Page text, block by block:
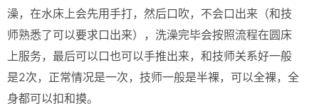
澡，在水床上会先用手打，然后口吹，不会口出来（和技
师熟悉了可以要求口出来），洗澡完毕会按照流程在圆床
上服务，最后可以口也可以手推出来，和技师关系好一般
是2次，正常情况是一次，技师一般是半裸，可以全裸，全
身都可以扣和摸。